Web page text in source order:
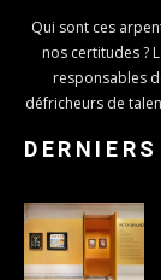
Qui sont ces
nos certitudes ?
responsables
défricheurs de